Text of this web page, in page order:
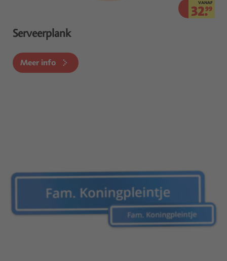
VANAF
32.99
Serveerplank
Meer info